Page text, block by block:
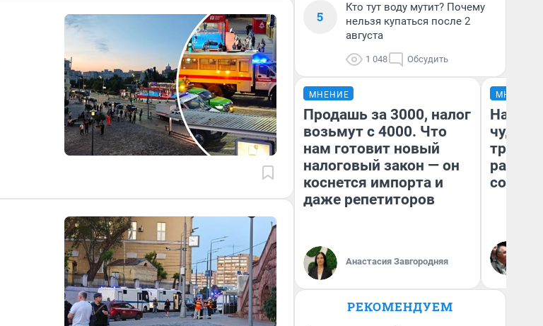
5
Кто тут воду мутит? Почему
нельзя купаться после 2
августа
1 048 Обсудить
МНЕНИЕ
Продашь за 3000, налог
возьмут с 4000. Что
нам готовит новый
налоговый закон — он
коснется импорта и
даже репетиторов
Анастасия Завгородняя
МНЕНИЕ
чудом
РЕКОМЕНДУЕМ